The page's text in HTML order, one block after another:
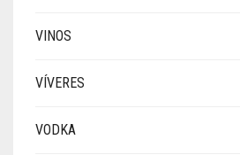
VINOS
VÍVERES
VODKA